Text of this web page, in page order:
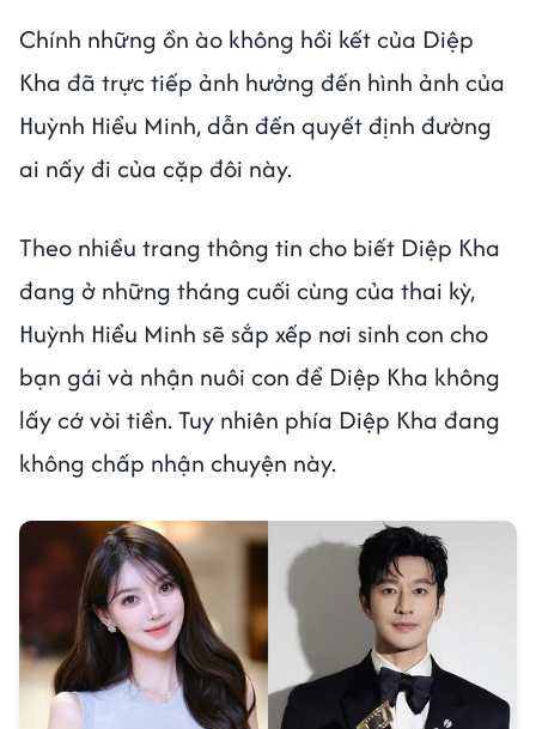
Chính những ồn ào không hồi kết của Diệp
Kha đã trực tiếp ảnh hưởng đến hình ảnh của
Huỳnh Hiểu Minh, dẫn đến quyết định đường
ai nấy đi của cặp đôi này.
Theo nhiều trang thông tin cho biết Diệp Kha
đang ở những tháng cuối cùng của thai kỳ,
Huỳnh Hiểu Minh sẽ sắp xếp nơi sinh con cho
bạn gái và nhận nuôi con để Diệp Kha không
lấy cớ vòi tiền. Tuy nhiên phía Diệp Kha đang
không chấp nhận chuyện này.